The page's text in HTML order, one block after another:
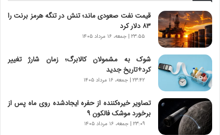
ه
ا
ی
ر
ا
ن‌
و
د
ر
و
ر
و
قیمت نفت صعودی ماند؛ تنش در تنگه هرمز برنت را
۸۳ دلار کرد
۲۳:۵۵ | جمعه، ۱۶ مرداد ۱۴۰۵
شوک به مشمولان کالابرگ؛ زمان شارژ تغییر
کرد+تاریخ جدید
۲۳:۴۲ | جمعه، ۱۶ مرداد ۱۴۰۵
تصاویر خیره‌کننده از حفره ایجادشده روی ماه پس از
برخورد موشک فالکون ۹
۲۳:۰۹ | جمعه، ۱۶ مرداد ۱۴۰۵